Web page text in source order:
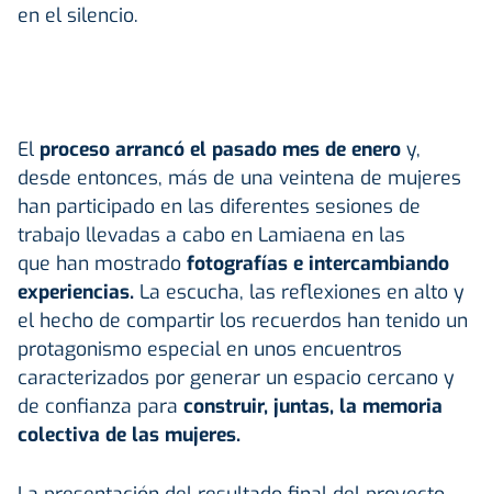
en el silencio.
El proceso arrancó el pasado mes de enero y,
desde entonces, más de una veintena de mujeres
han participado en las diferentes sesiones de
trabajo llevadas a cabo en Lamiaena en las
que han mostrado fotografías e intercambiando
experiencias. La escucha, las reflexiones en alto y
el hecho de compartir los recuerdos han tenido un
protagonismo especial en unos encuentros
caracterizados por generar un espacio cercano y
de confianza para construir, juntas, la memoria
colectiva de las mujeres.